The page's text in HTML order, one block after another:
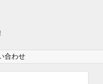
合わせ